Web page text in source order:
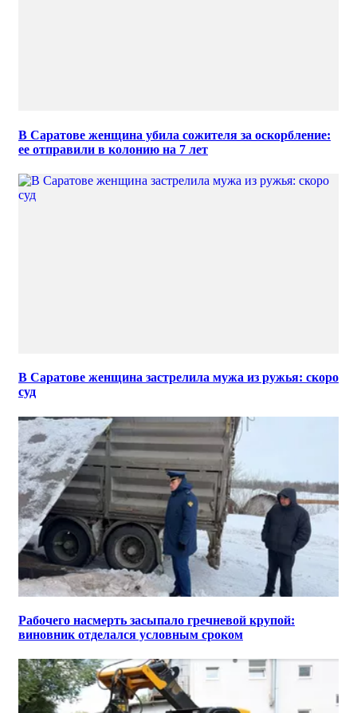
В Саратове женщина убила сожителя за оскорбление:
ее отправили в колонию на 7 лет
В Саратове женщина застрелила мужа из ружья: скоро
суд
Рабочего насмерть засыпало гречневой крупой:
виновник отделался условным сроком